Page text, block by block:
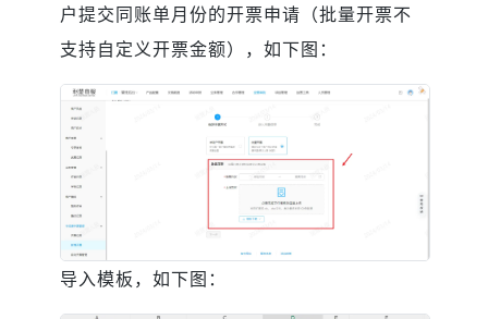
户提交同账单月份的开票申请（批量开票不
支持自定义开票金额），如下图：
导入模板，如下图：